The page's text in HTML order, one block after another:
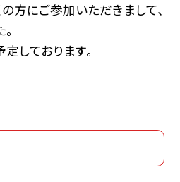
方にご参加いただきまして、
しております。